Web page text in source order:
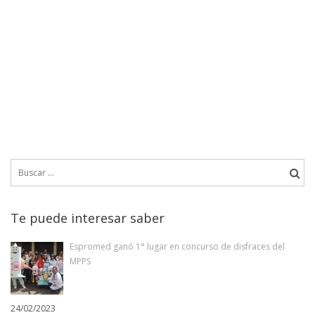
Te puede interesar saber
Espromed ganó 1° lugar en concurso de disfraces del
MPPS
24/02/2023